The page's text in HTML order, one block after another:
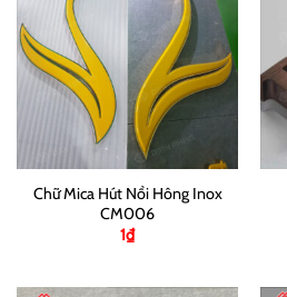
Chữ Mica Hút Nổi Hông Inox
CM006
1₫